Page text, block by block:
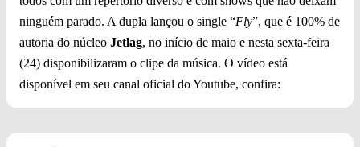
ninguém parado. A dupla lançou o single “Fly”, que é 100% de
autoria do núcleo Jetlag, no início de maio e nesta sexta-feira
(24) disponibilizaram o clipe da música. O vídeo está
disponível em seu canal oficial do Youtube, confira: